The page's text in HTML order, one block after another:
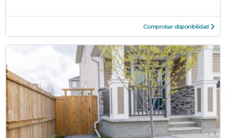
Comprobar disponibilidad